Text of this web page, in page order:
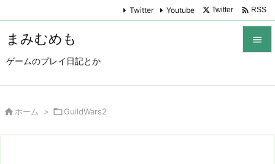
まみむめも
ゲームのプレイ日記とか

Twitter Youtube Twitter  RSS
 ホーム > GuildWars2